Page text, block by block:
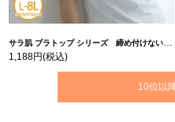
サラ肌 ブラトップ シリーズ 締め付けない リブ タンクトップ | 大きいサイズの通販ならハッピーマリリン
1,188円(税込)
10位以